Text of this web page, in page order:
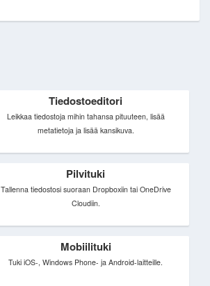
Tiedostoeditori
Leikkaa tiedostoja mihin tahansa pituuteen, lisää
metatietoja ja lisää kansikuva.
Pilvituki
Tallenna tiedostosi suoraan Dropboxiin tai OneDrive
Cloudiin.
Mobiilituki
Tuki iOS-, Windows Phone- ja Android-laitteille.